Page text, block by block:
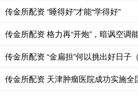
传金所配资 “睡得好”才能“学得好”
传金所配资 格力再“开炮”，暗讽空调
传金所配资 “金扁担”何以挑出好日子